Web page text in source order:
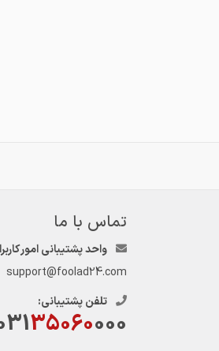
تماس با ما
واحد پشتیبانی امور
support@foolad24.com
تلفن پشتیبانی:
35060000